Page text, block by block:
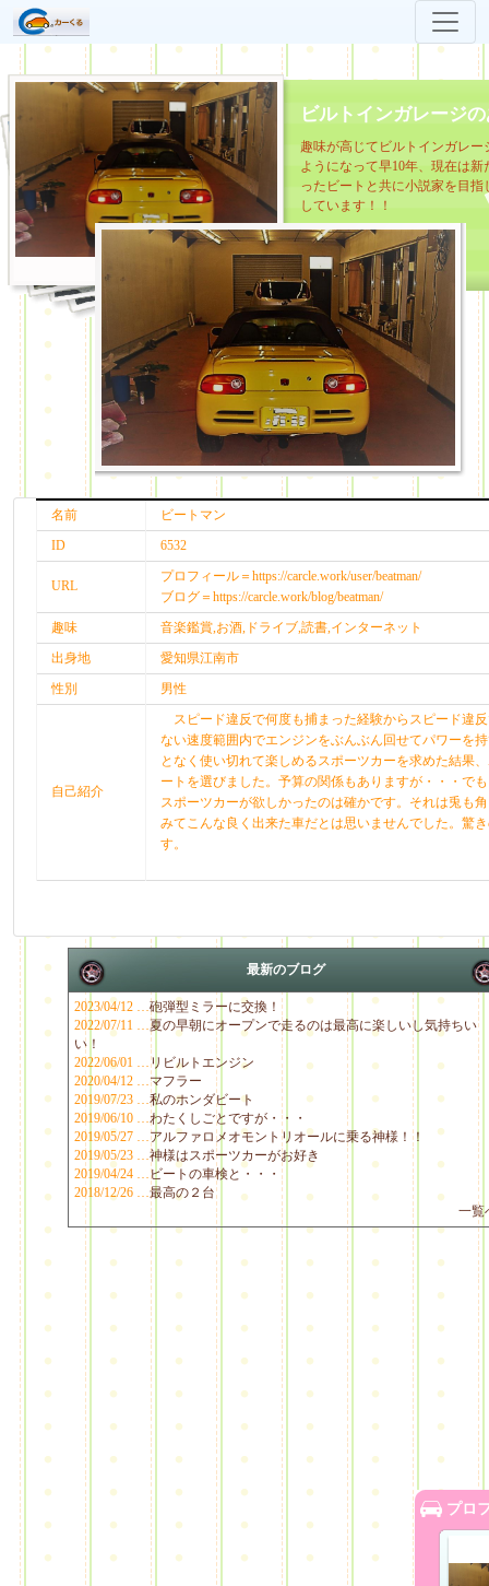
ビルトインガレージ
趣味が高じてビルトインガレー
ようになって早10年、現在は新
ったビートと共に小説家を目指
しています！！
プロ
名前
ビートマン
ID
6532
URL
プロフィール＝https://carcle.work/user/beatman/
ブログ＝https://carcle.work/blog/beatman/
趣味
音楽鑑賞,お酒,ドライブ,読書,インターネット
出身地
愛知県江南市
性別
男性
自己紹介
スピード違反で何度も捕まった経験からスピード違
ない速度範囲内でエンジンをぶんぶん回せてパワーを
となく使い切れて楽しめるスポーツカーを求めた結果
ートを選びました。予算の関係もありますが・・・で
スポーツカーが欲しかったのは確かです。それは兎も
みてこんな良く出来た車だとは思いませんでした。驚
す。
最新のブログ
2023/04/12 … 砲弾型ミラーに交換！
2022/07/11 … 夏の早朝にオープンで走るのは最高に楽しいし気持ちい
い！
2022/06/01 … リビルトエンジン
2020/04/12 … マフラー
2019/07/23 … 私のホンダビート
2019/06/10 … わたくしごとですが・・・
2019/05/27 … アルファロメオモントリオールに乗る神様！！
2019/05/23 … 神様はスポーツカーがお好き
2019/04/24 … ビートの車検と・・・
2018/12/26 … 最高の２台
一覧